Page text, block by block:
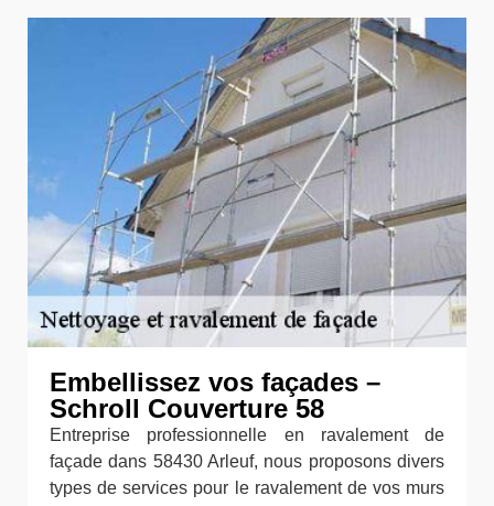
Embellissez vos façades –
Schroll Couverture 58
Entreprise professionnelle en ravalement de
façade dans 58430 Arleuf, nous proposons divers
types de services pour le ravalement de vos murs